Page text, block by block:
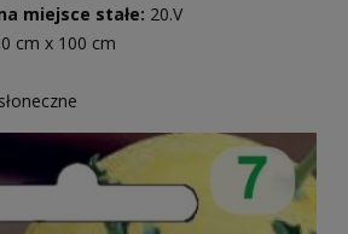
miejsce stałe: 20.V
cm x 100 cm
słoneczne